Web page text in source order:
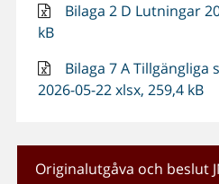
Bilaga 2 D Lutningar
kB
Bilaga 7 A
2026-05-22 xlsx, 259,4 kB
Originalutgåva och beslut